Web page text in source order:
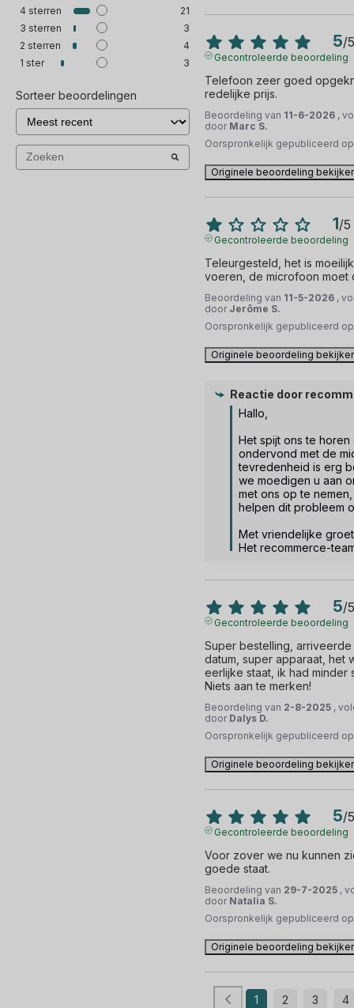
4 sterren
21
3 sterren
3
2 sterren
4
1 ster 3
Sorteer beoordelingen
5/5
Gecontroleerde beoordeling
Telefoon zeer goed
redelijke prijs.
Beoordeling van 11-6-2026 ,
door Marc S.
Oorspronkelijk gepubliceerd
Originele beoordeling
1/5
Gecontroleerde beoordeling
Teleurgesteld, het is
voeren, de microfoon moet
Beoordeling van 11-5-2026 ,
door Jerôme S.
Oorspronkelijk gepubliceerd
Originele beoordeling
Reactie door
Hallo,
Het spijt ons te
ondervond met de
tevredenheid is erg
we moedigen u aan
met ons op te
helpen dit probleem
Met vriendelijke
Het recommerce-
5/5
Gecontroleerde beoordeling
Super bestelling,
datum, super apparaat, het
eerlijke staat, ik had minder
Niets aan te merken!
Beoordeling van 2-8-2025 ,
door Dalys D.
Oorspronkelijk gepubliceerd
Originele beoordeling
5/5
Gecontroleerde beoordeling
Voor zover we nu kunnen
goede staat.
Beoordeling van 29-7-2025 ,
door Natalia S.
Oorspronkelijk gepubliceerd
Originele beoordeling
1 2 3 4